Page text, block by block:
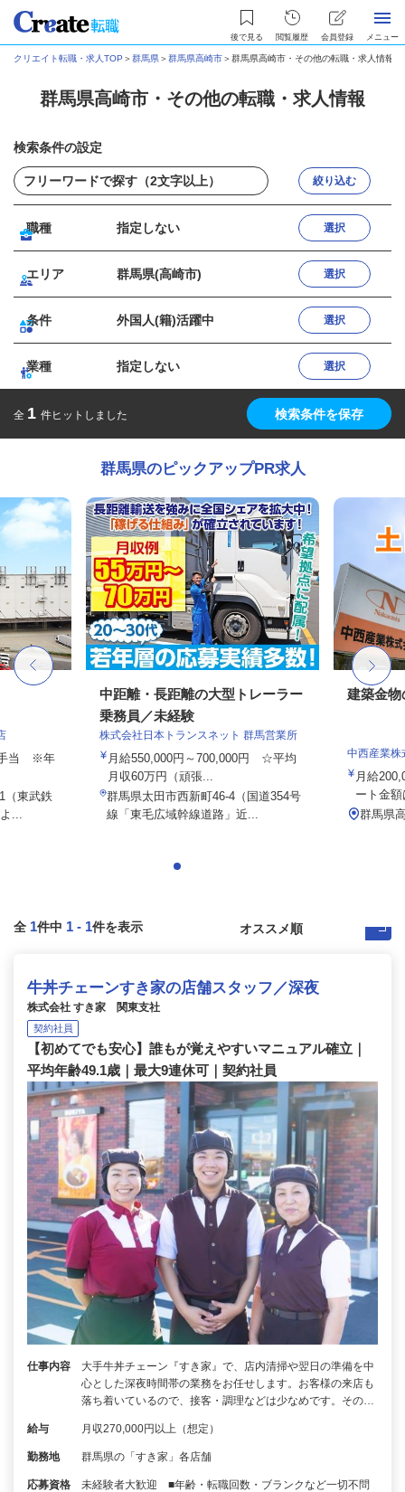
後で見る 閲覧履歴 会員登録 メニュー
クリエイト転職・求人TOP ＞群馬県＞群馬県高崎市＞群馬県高崎市・その他の転職・求人情報
群馬県高崎市・その他の転職・求人情報
検索条件の設定
絞り込む
職種 指定しない 選択
エリア 群馬県(高崎市) 選択
条件 外国人(籍)活躍中 選択
業種 指定しない 選択
全 1 件ヒットしました 検索条件を保存
群馬県のピックアップPR求人
手当 ※年
（東武鉄
...
中距離・長距離の大型トレーラー
乗務員／未経験
株式会社日本トランスネット 群馬営業所
月給550,000円～700,000円 ☆平均
月収60万円（頑張...
群馬県太田市西新町46-4（国道354号
線「東毛広域幹線道路」近...
建築金物
中西産業
月給
ート金
群馬県
全 1件中 1 - 1件を表示
牛丼チェーンすき家の店舗スタッフ／深夜
株式会社 すき家 関東支社
契約社員
【初めてでも安心】誰もが覚えやすいマニュアル確立｜
平均年齢49.1歳｜最大9連休可｜契約社員
仕事内容
大手牛丼チェーン『すき家』で、店内清掃や翌日の準備を中
心とした深夜時間帯の業務をお任せします。お客様の来店も
落ち着いているので、接客・調理などは少なめです。その…
給与 月収270,000円以上（想定）
勤務地 群馬県の「すき家」各店舗
応募資格
未経験者大歓迎 ■年齢・転職回数・ブランクなど一切不問